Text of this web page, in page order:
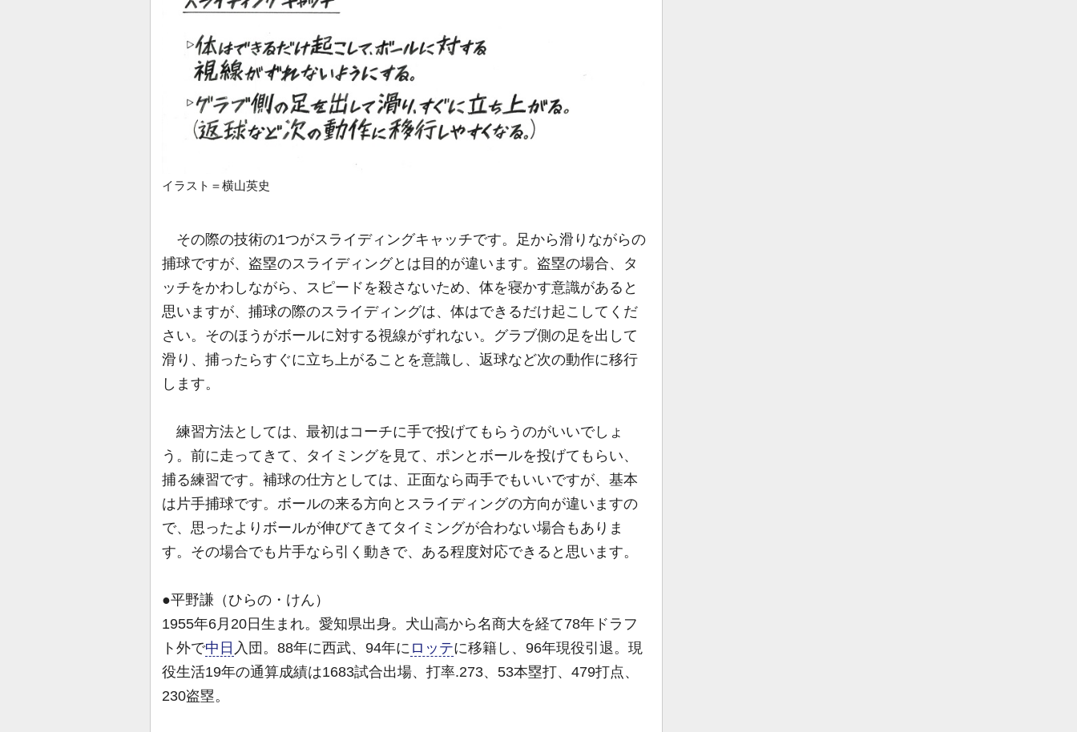
イラスト＝横山英史
その際の技術の1つがスライディングキャッチです。足から滑りながらの
捕球ですが、盗塁のスライディングとは目的が違います。盗塁の場合、タ
ッチをかわしながら、スピードを殺さないため、体を寝かす意識があると
思いますが、捕球の際のスライディングは、体はできるだけ起こしてくだ
さい。そのほうがボールに対する視線がずれない。グラブ側の足を出して
滑り、捕ったらすぐに立ち上がることを意識し、返球など次の動作に移行
します。
練習方法としては、最初はコーチに手で投げてもらうのがいいでしょ
う。前に走ってきて、タイミングを見て、ポンとボールを投げてもらい、
捕る練習です。補球の仕方としては、正面なら両手でもいいですが、基本
は片手捕球です。ボールの来る方向とスライディングの方向が違いますの
で、思ったよりボールが伸びてきてタイミングが合わない場合もありま
す。その場合でも片手なら引く動きで、ある程度対応できると思います。
●平野謙（ひらの・けん）
1955年6月20日生まれ。愛知県出身。犬山高から名商大を経て78年ドラフ
ト外で中日 入団。88年に西武、94年に ロッテに移籍し、96年現役引退。現
役生活19年の通算成績は1683試合出場、打率.273、53本塁打、479打点、
230盗塁。